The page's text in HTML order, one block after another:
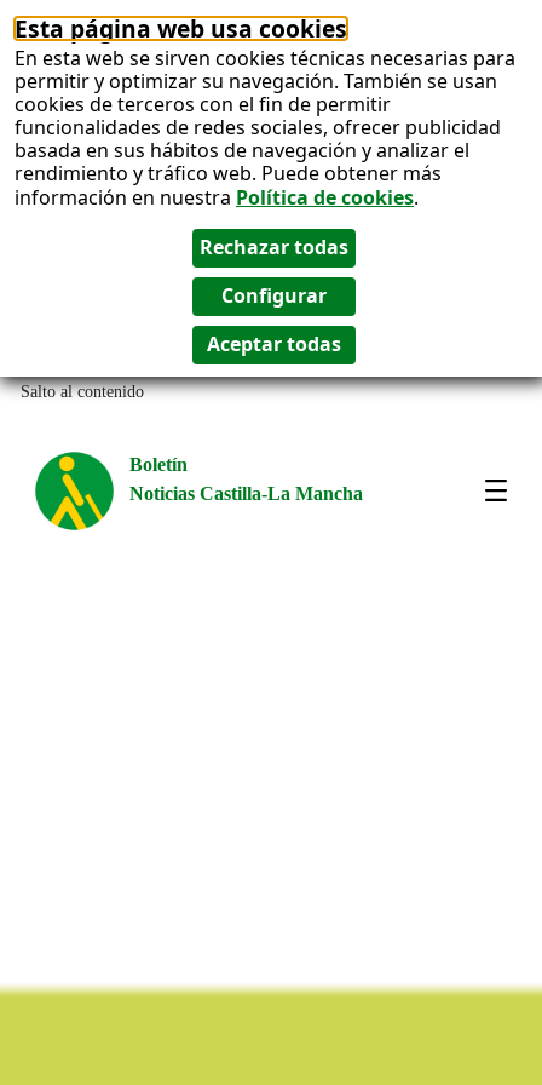
Esta página web usa cookies
En esta web se sirven cookies técnicas necesarias para
permitir y optimizar su navegación. También se usan
cookies de terceros con el fin de permitir
funcionalidades de redes sociales, ofrecer publicidad
basada en sus hábitos de navegación y analizar el
rendimiento y tráfico web. Puede obtener más
información en nuestra Política de cookies.
Salto al contenido
Boletín
Noticias Castilla-La Mancha